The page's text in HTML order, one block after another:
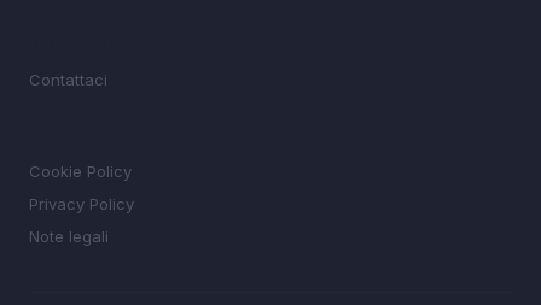
Contattaci
Cookie Policy
Privacy Policy
Note legali